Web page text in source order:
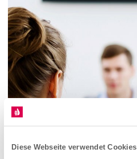
Diese Webseite verwendet Cookies